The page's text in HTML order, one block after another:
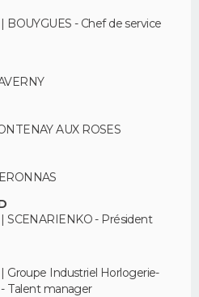
BOUYGUES - Chef de service
AUX ROSES
SCENARIENKO - Président
Groupe Industriel Horlogerie-
Talent manager